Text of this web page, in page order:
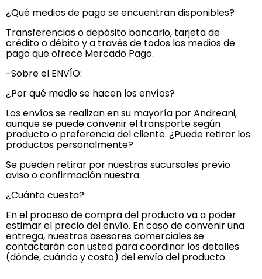
¿Qué medios de pago se encuentran disponibles?
Transferencias o depósito bancario, tarjeta de
crédito o débito y a través de todos los medios de
pago que ofrece Mercado Pago.
-Sobre el ENVÍO:
¿Por qué medio se hacen los envíos?
Los envíos se realizan en su mayoría por Andreani,
aunque se puede convenir el transporte según
producto o preferencia del cliente. ¿Puede retirar los
productos personalmente?
Se pueden retirar por nuestras sucursales previo
aviso o confirmación nuestra.
¿Cuánto cuesta?
En el proceso de compra del producto va a poder
estimar el precio del envío. En caso de convenir una
entrega, nuestros asesores comerciales se
contactarán con usted para coordinar los detalles
(dónde, cuándo y costo) del envío del producto.